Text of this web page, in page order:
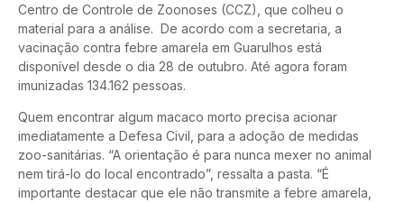
Centro de Controle de Zoonoses (CCZ), que colheu o
material para a análise. De acordo com a secretaria, a
vacinação contra febre amarela em Guarulhos está
disponível desde o dia 28 de outubro. Até agora foram
imunizadas 134.162 pessoas.
Quem encontrar algum macaco morto precisa acionar
imediatamente a Defesa Civil, para a adoção de medidas
zoo-sanitárias. “A orientação é para nunca mexer no animal
nem tirá-lo do local encontrado”, ressalta a pasta. “É
importante destacar que ele não transmite a febre amarela,